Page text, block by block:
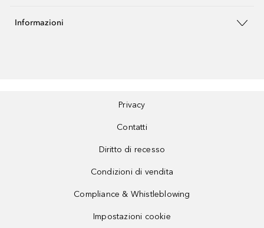
Informazioni
Privacy
Contatti
Diritto di recesso
Condizioni di vendita
Compliance & Whistleblowing
Impostazioni cookie